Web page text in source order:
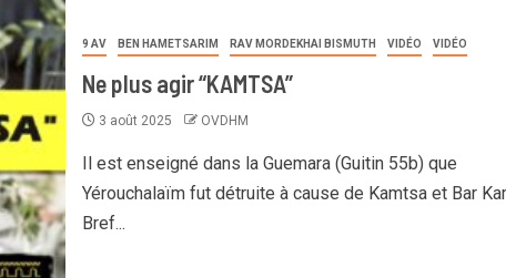
9 AV BEN HAMETSARIM RAV MORDEKHAI BISMUTH VIDÉO VIDÉO
Ne plus agir “KAMTSA”
3 août 2025 OVDHM
Il est enseigné dans la Guemara (Guitin 55b) que
Yérouchalaïm fut détruite à cause de Kamtsa et Bar
Bref...